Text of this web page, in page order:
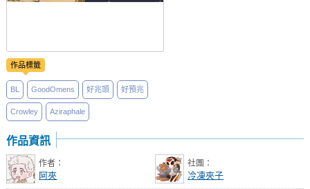
作品標籤
BL GoodOmens 好兆頭 好預兆
Crowley Aziraphale
作品資訊
作者：
阿夾
社團：
冷凍夾子